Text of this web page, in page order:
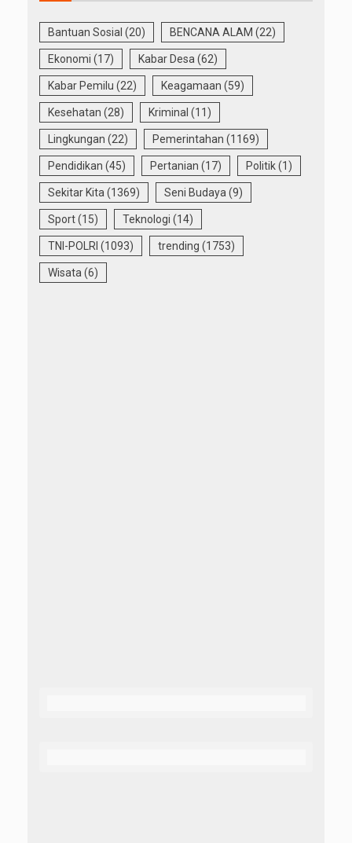
Bantuan Sosial (20) BENCANA ALAM (22)
Ekonomi (17) Kabar Desa(62)
Kabar Pemilu (22) Keagamaan (59)
Kesehatan (28) Kriminal (11)
Lingkungan (22) Pemerintahan (1169)
Pendidikan (45) Pertanian (17) Politik(1)
Sekitar Kita(1369) Seni Budaya(9)
Sport(15) Teknologi (14)
TNI-POLRI (1093) trending (1753)
Wisata(6)